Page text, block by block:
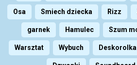
Osa Smiech dziecka Rizz
garnek Hamulec Szum
Warsztat Wybuch Deskorolka